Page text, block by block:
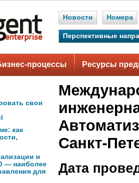
Новости Номера
Перспективные
процессы Ресурсы
свои
как
и
— наиболее
для
Санкт-
Дата